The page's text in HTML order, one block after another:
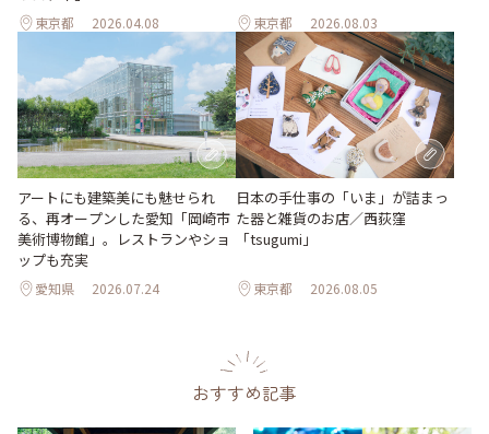
東京都 2026.04.08 東京都 2026.08.03
アートにも建築美にも魅せられ
る、再オープンした愛知「岡崎市
美術博物館」。レストランやショ
ップも充実
愛知県 2026.07.24
日本の手仕事の「いま」が詰まっ
た器と雑貨のお店／西荻窪
「tsugumi」
東京都 2026.08.05
おすすめ記事